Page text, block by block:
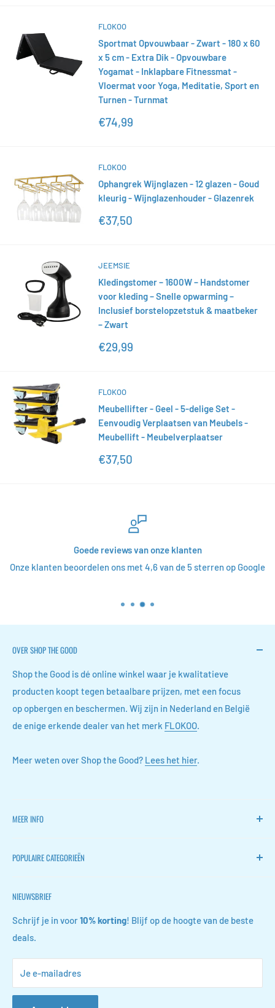
FLOKOO
Sportmat Opvouwbaar - Zwart - 180 x 60
x 5 cm - Extra Dik - Opvouwbare
Yogamat - Inklapbare Fitnessmat -
Vloermat voor Yoga, Meditatie, Sport en
Turnen - Turnmat
Actieprijs
€74,99
FLOKOO
Ophangrek Wijnglazen - 12 glazen - Goud
kleurig - Wijnglazenhouder - Glazenrek
Actieprijs
€37,50
JEEMSIE
Kledingstomer – 1600W – Handstomer
voor kleding – Snelle opwarming –
Inclusief borstelopzetstuk & maatbeker
– Zwart
Actieprijs
€29,99
FLOKOO
Meubellifter - Geel - 5-delige Set -
Eenvoudig Verplaatsen van Meubels -
Meubellift - Meubelverplaatser
Actieprijs
€37,50
Goede reviews van onze klanten
Onze klanten beoordelen ons met 4,6 van de 5 sterren op Google
OVER SHOP THE GOOD
Shop the Good is dé online winkel waar je kwalitatieve
producten koopt tegen betaalbare prijzen, met een focus
op opbergen en beschermen. Wij zijn in Nederland en België
de enige erkende dealer van het merk FLOKOO.
Meer weten over Shop the Good? Lees het hier.
MEER INFO
FLOKOO
Contact
FAQ
Algemene voorwaarden
Privacyverklaring
Vacatures
POPULAIRE CATEGORIEËN
Wijn accessoires
Schoen opbergers
Conferentiemappen
Gootsteenkast organizers
Sieraden organizers
Leerklokken
NIEUWSBRIEF
Schrijf je in voor10% korting! Blijf op de hoogte van de beste
deals.
Je e-mailadres